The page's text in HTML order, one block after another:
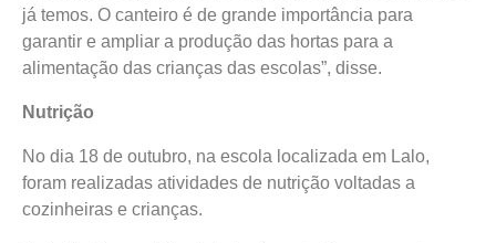
já temos. O canteiro é de grande importância para
garantir e ampliar a produção das hortas para a
alimentação das crianças das escolas”, disse.
Nutrição
No dia 18 de outubro, na escola localizada em Lalo,
foram realizadas atividades de nutrição voltadas a
cozinheiras e crianças.